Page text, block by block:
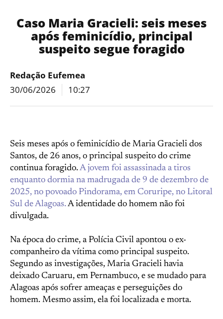
Caso Maria Gracieli: seis meses
após feminicídio, principal
suspeito segue foragido
Redação Eufemea
30/06/2026
10:27
Seis meses após o feminicídio de Maria Gracieli dos
Santos, de 26 anos, o principal suspeito do crime
continua foragido. A jovem foi assassinada a tiros
enquanto dormia na madrugada de 9 de dezembro de
2025, no povoado Pindorama, em Coruripe, no Litoral
Sul de Alagoas. A identidade do homem não foi
divulgada.
Na época do crime, a Polícia Civil apontou o ex-
companheiro da vítima como principal suspeito.
Segundo as investigações, Maria Gracieli havia
deixado Caruaru, em Pernambuco, e se mudado para
Alagoas após sofrer ameaças e perseguições do
homem. Mesmo assim, ela foi localizada e morta.